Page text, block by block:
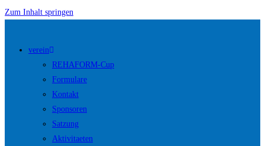
Zum Inhalt springen
verein
REHAFORM-Cup
Formulare
Kontakt
Sponsoren
Satzung
Aktivitaeten